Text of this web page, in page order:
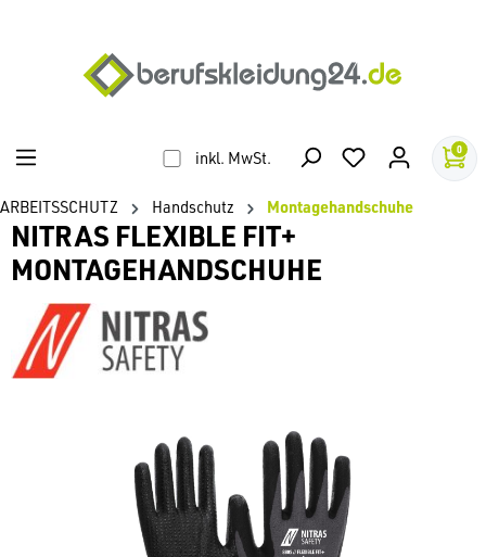
inkl. MwSt. 0
ARBEITSSCHUTZ Handschutz Montagehandschuhe
NITRAS FLEXIBLE FIT+
MONTAGEHANDSCHUHE